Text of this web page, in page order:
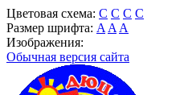
Цветовая схема: C C C C
Размер шрифта: A A A
Изображения:
Обычная версия сайта